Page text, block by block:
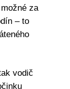
za
– to
vodič